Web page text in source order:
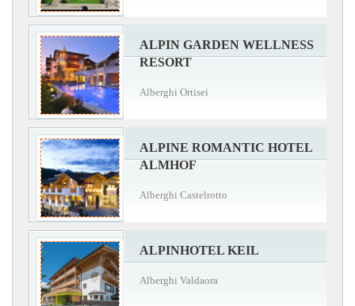
ALPIN GARDEN WELLNESS
RESORT
Alberghi Ortisei
ALPINE ROMANTIC HOTEL
ALMHOF
Alberghi Castelrotto
ALPINHOTEL KEIL
Alberghi Valdaora